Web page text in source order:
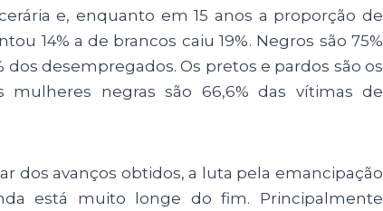
e, enquanto em 15 anos a proporção de
14% a de brancos caiu 19%. Negros são 75%
desempregados. Os pretos e pardos são os
mulheres negras são 66,6% das vítimas de
dos avanços obtidos, a luta pela emancipação
está muito longe do fim. Principalmente